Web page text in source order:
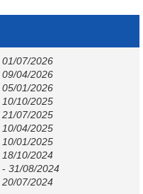
01/07/2026
09/04/2026
05/01/2026
10/10/2025
21/07/2025
10/04/2025
10/01/2025
18/10/2024
- 31/08/2024
20/07/2024